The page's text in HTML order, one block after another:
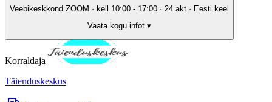
Veebikeskkond ZOOM · kell 10:00 - 17:00 · 24 akt · Eesti keel
Vaata kogu infot ▾
Korraldaja
Täienduskeskus